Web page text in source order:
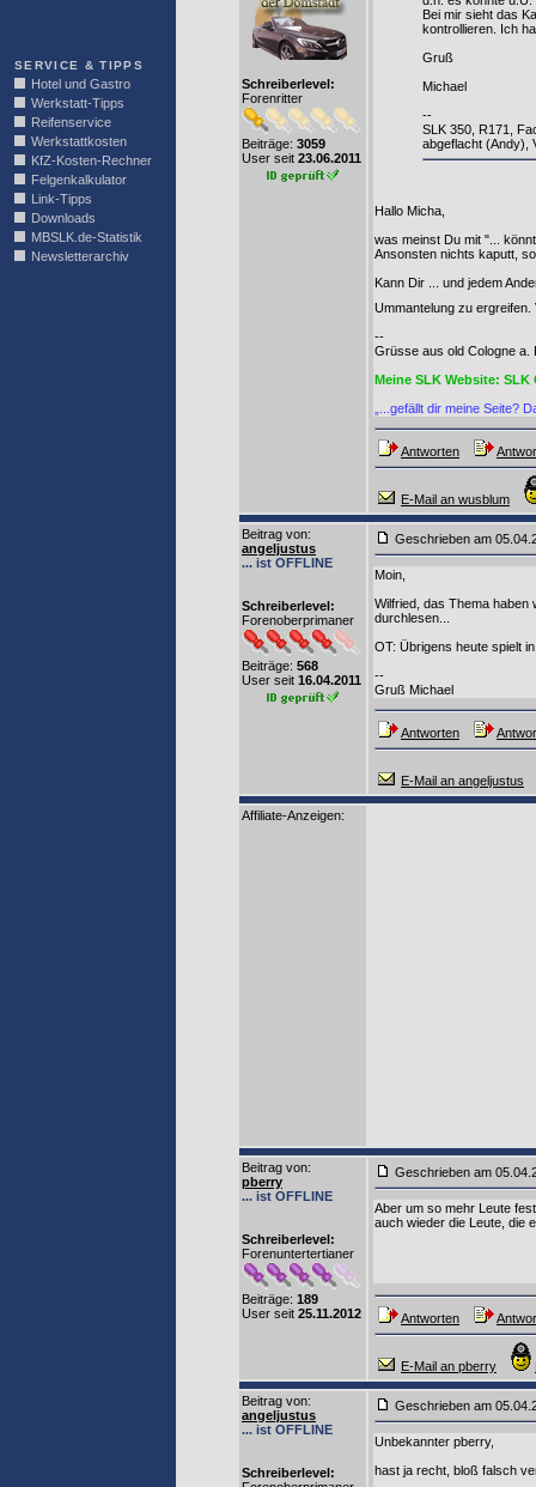
SERVICE & TIPPS
Hotel und Gastro
Werkstatt-Tipps
Reifenservice
Werkstattkosten
KfZ-Kosten-Rechner
Felgenkalkulator
Link-Tipps
Downloads
MBSLK.de-Statistik
Newsletterarchiv
Schreiberlevel:
Forenritter
Beiträge: 3059
User seit 23.06.2011
Bei mir sieht das
kontrollieren. Ich
Gruß
Michael
--
SLK 350, R171,
abgeflacht (Andy),
Hallo Micha,
was meinst Du mit "...
Ansonsten nichts kaputt,
Kann Dir ... und jedem
Ummantelung zu
--
Grüsse aus old Cologne a.
Meine SLK Website: SLK
„...gefällt dir meine Seite?
Antworten
E-Mail an wusblum
Beitrag von:
angeljustus
... ist OFFLINE
Schreiberlevel:
Forenoberprimaner
Beiträge: 568
User seit 16.04.2011
Geschrieben am
Moin,
Wilfried, das Thema haben
durchlesen...
OT: Übrigens heute spielt
--
Gruß Michael
Antworten
E-Mail an angeljustus
Affiliate-Anzeigen:
Beitrag von:
pberry
... ist OFFLINE
Schreiberlevel:
Forenuntertertianer
Beiträge: 189
User seit 25.11.2012
Geschrieben am
Aber um so mehr Leute
auch wieder die Leute, die
Antworten
E-Mail an pberry
Beitrag von:
angeljustus
... ist OFFLINE
Schreiberlevel:
Geschrieben am
Unbekannter pberry,
hast ja recht, bloß falsch